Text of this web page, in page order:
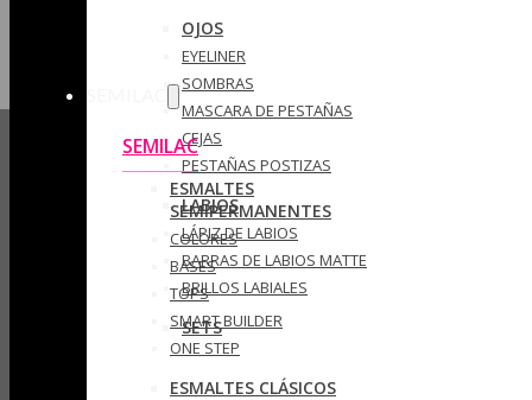
OJOS
EYELINER
SOMBRAS
MASCARA DE PESTAÑAS
CEJAS
PESTAÑAS POSTIZAS
LABIOS
LÁPIZ DE LABIOS
BARRAS DE LABIOS MATTE
BRILLOS LABIALES
SETS
SEMILAC
ESMALTES
SEMIPERMANENTES
COLORES
BASES
TOPS
SMART BUILDER
ONE STEP
ESMALTES CLÁSICOS